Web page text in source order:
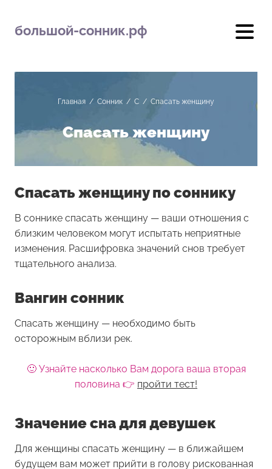
большой-сонник.рф
Главная / Сонник / С / Спасать женщину
Спасать женщину
Спасать женщину по соннику
В соннике спасать женщину — ваши отношения с
близким человеком могут испытать неприятные
изменения. Расшифровка значений снов требует
тщательного анализа.
Вангин сонник
Спасать женщину — необходимо быть
осторожным вблизи рек.
🙂 Узнайте насколько Вам дорога ваша вторая
половина 👉 пройти тест!
Значение сна для девушек
Для женщины спасать женщину — в ближайшем
будущем вам может прийти в голову рискованная